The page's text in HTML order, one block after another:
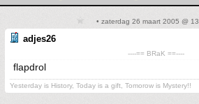
• zaterdag 26 maart 2005 @
adjes26
----== BRaK ==----
flapdrol
Yesterday is History, Today is a gift, Tomorow is Mystery!!